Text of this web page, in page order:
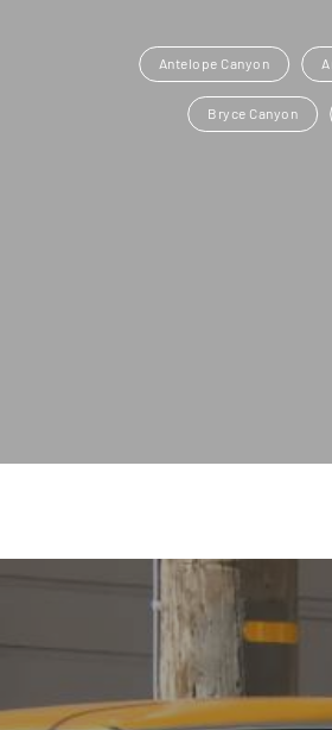
Antelope Canyon
Bryce Canyon